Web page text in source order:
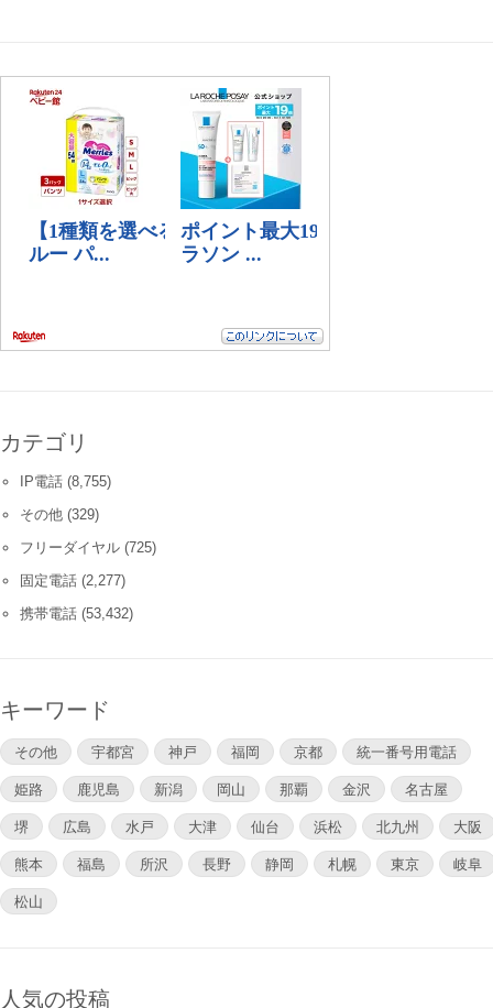
カテゴリ
IP電話 (8,755)
その他 (329)
フリーダイヤル (725)
固定電話 (2,277)
携帯電話 (53,432)
キーワード
その他 宇都宮 神戸 福岡 京都
統一番号用電話
姫路
鹿児島 新潟 岡山 那覇 金沢
名古屋
堺
広島 水戸 大津 仙台 浜松 北九州
大阪
熊本
福島 所沢 長野 静岡 札幌 東京
岐阜
松山
人気の投稿